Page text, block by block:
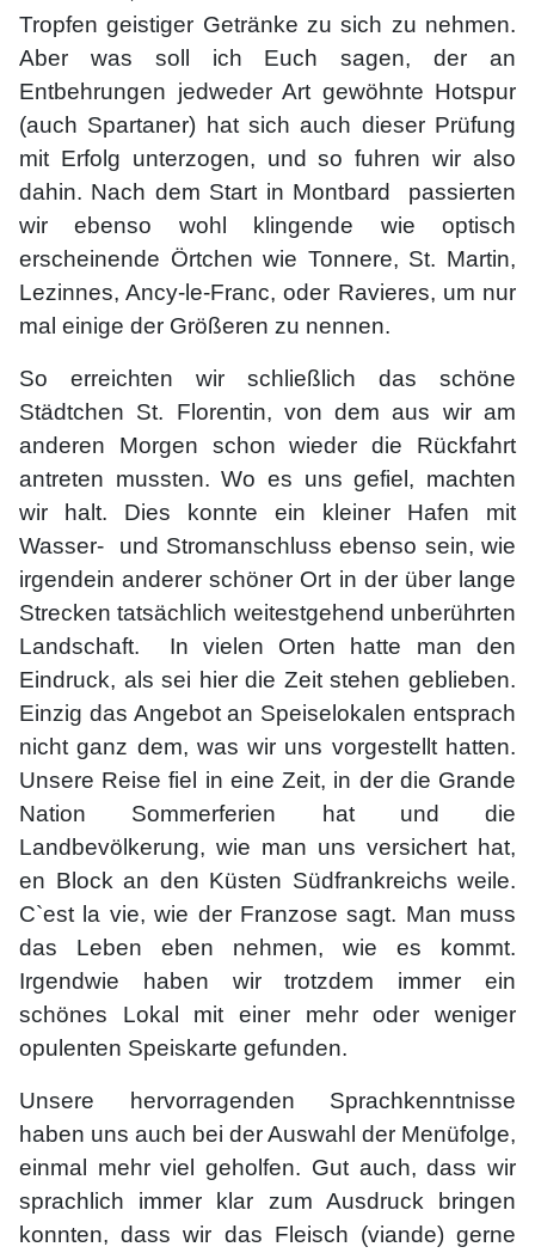
Tropfen geistiger Getränke zu sich zu nehmen.
Aber was soll ich Euch sagen, der an
Entbehrungen jedweder Art gewöhnte Hotspur
(auch Spartaner) hat sich auch dieser Prüfung
mit Erfolg unterzogen, und so fuhren wir also
dahin. Nach dem Start in Montbard passierten
wir ebenso wohl klingende wie optisch
erscheinende Örtchen wie Tonnere, St. Martin,
Lezinnes, Ancy-le-Franc, oder Ravieres, um nur
mal einige der Größeren zu nennen.
So erreichten wir schließlich das schöne
Städtchen St. Florentin, von dem aus wir am
anderen Morgen schon wieder die Rückfahrt
antreten mussten. Wo es uns gefiel, machten
wir halt. Dies konnte ein kleiner Hafen mit
Wasser- und Stromanschluss ebenso sein, wie
irgendein anderer schöner Ort in der über lange
Strecken tatsächlich weitestgehend unberührten
Landschaft. In vielen Orten hatte man den
Eindruck, als sei hier die Zeit stehen geblieben.
Einzig das Angebot an Speiselokalen entsprach
nicht ganz dem, was wir uns vorgestellt hatten.
Unsere Reise fiel in eine Zeit, in der die Grande
Nation Sommerferien hat und die
Landbevölkerung, wie man uns versichert hat,
en Block an den Küsten Südfrankreichs weile.
C`est la vie, wie der Franzose sagt. Man muss
das Leben eben nehmen, wie es kommt.
Irgendwie haben wir trotzdem immer ein
schönes Lokal mit einer mehr oder weniger
opulenten Speiskarte gefunden.
Unsere hervorragenden Sprachkenntnisse
haben uns auch bei der Auswahl der Menüfolge,
einmal mehr viel geholfen. Gut auch, dass wir
sprachlich immer klar zum Ausdruck bringen
konnten, dass wir das Fleisch (viande) gerne